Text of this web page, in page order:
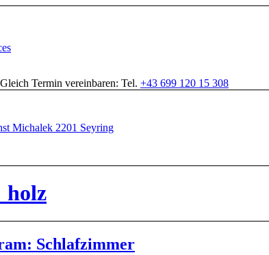
Gleich Termin vereinbaren: Tel. +43 699 120 15 308
holz
Schlafzimmer